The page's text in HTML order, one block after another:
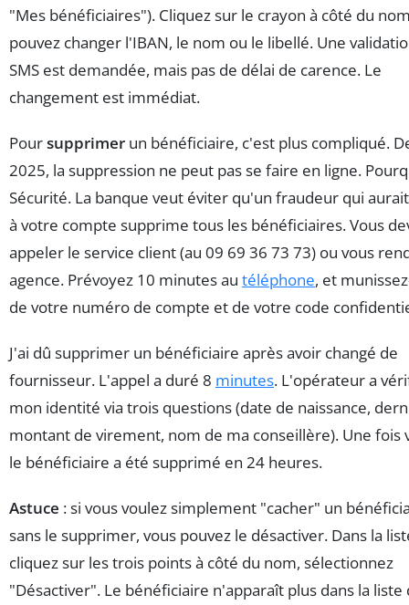
"Mes bénéficiaires"). Cliquez sur le crayon à côté du
pouvez changer l'IBAN, le nom ou le libellé. Une
SMS est demandée, mais pas de délai de carence. Le
changement est immédiat.
Poursupprimer un bénéficiaire, c'est plus compliqué.
2025, la suppression ne peut pas se faire en ligne.
Sécurité. La banque veut éviter qu'un fraudeur qui
à votre compte supprime tous les bénéficiaires. Vous
appeler le service client (au 09 69 36 73 73) ou vous
agence. Prévoyez 10 minutes au téléphone, et
de votre numéro de compte et de votre code
J'ai dû supprimer un bénéficiaire après avoir changé de
fournisseur. L'appel a duré 8 minutes. L'opérateur a
mon identité via trois questions (date de naissance,
montant de virement, nom de ma conseillère). Une fois
le bénéficiaire a été supprimé en 24 heures.
Astuce : si vous voulez simplement "cacher" un
sans le supprimer, vous pouvez le désactiver. Dans la
cliquez sur les trois points à côté du nom, sélectionnez
"Désactiver". Le bénéficiaire n'apparaît plus dans la liste